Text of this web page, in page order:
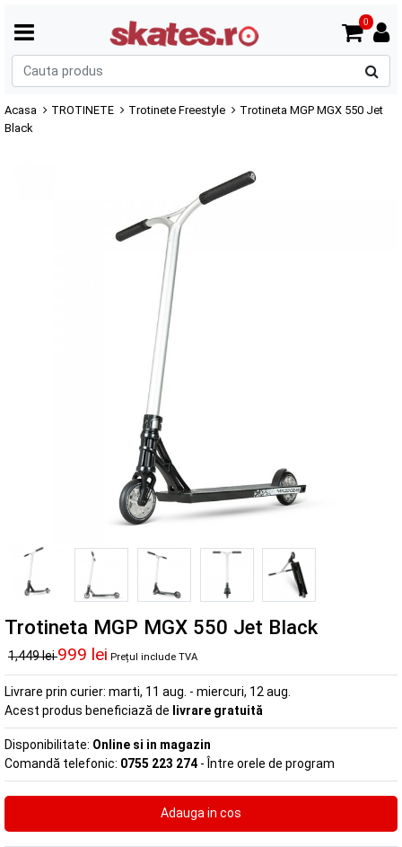
0
Acasa TROTINETE Trotinete Freestyle
Trotineta MGP MGX 550 Jet
Black
Trotineta MGP MGX 550 Jet Black
1,449 lei999 lei Prețul include TVA
Livrare prin curier: marti, 11 aug. - miercuri, 12 aug.
Acest produs beneficiază de livrare gratuită
Disponibilitate: Online si in magazin
Comandă telefonic: 0755 223 274 - Între orele de program